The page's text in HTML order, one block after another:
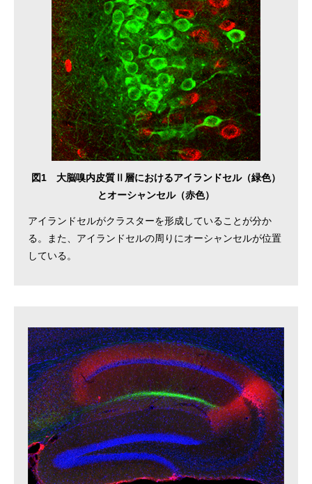
図1 大脳嗅内皮質Ⅱ層におけるアイランドセル（緑色）
とオーシャンセル（赤色）
アイランドセルがクラスターを形成していることが分か
る。また、アイランドセルの周りにオーシャンセルが位置
している。